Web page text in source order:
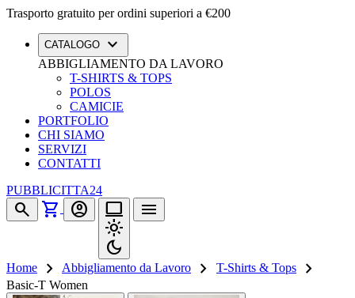
Trasporto gratuito per ordini superiori a €200
CATALOGO expand_more
ABBIGLIAMENTO DA LAVORO
T-SHIRTS & TOPS
POLOS
CAMICIE
PORTFOLIO
CHI SIAMO
SERVIZI
CONTATTI
PUBBLICITTA24
search shopping_cart account_circle
computer
light_mode
dark_mode
menu
Home chevron_right Abbigliamento da Lavoro chevron_right T-Shirts & Tops chevron_right
Basic-T Women